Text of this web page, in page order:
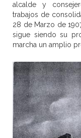
alcalde y
trabajos de
28 de Marzo de
sigue siendo su
marcha un amplio